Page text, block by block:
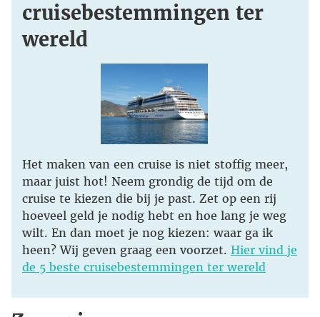
cruisebestemmingen ter
wereld
Het maken van een cruise is niet stoffig meer,
maar juist hot! Neem grondig de tijd om de
cruise te kiezen die bij je past. Zet op een rij
hoeveel geld je nodig hebt en hoe lang je weg
wilt. En dan moet je nog kiezen: waar ga ik
heen? Wij geven graag een voorzet. Hier vind je
de 5 beste cruisebestemmingen ter wereld